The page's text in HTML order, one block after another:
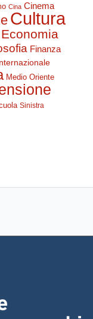
Cina Cinema
Cultura
Economia
Finanza
Medio Oriente
Sinistra